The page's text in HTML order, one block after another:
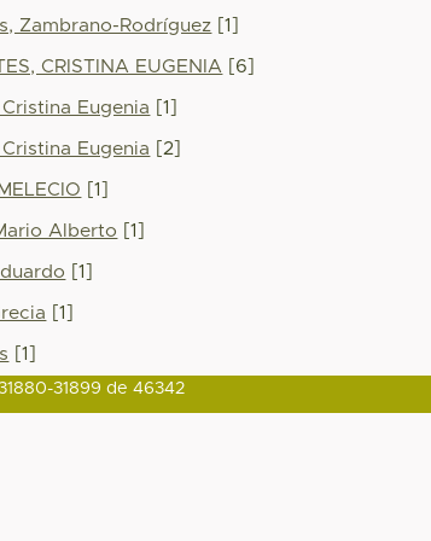
Zambrano-Rodríguez [1]
CRISTINA EUGENIA [6]
Eugenia [1]
Eugenia [2]
[1]
Alberto [1]
[1]
[1]
[1]
31899 de 46342